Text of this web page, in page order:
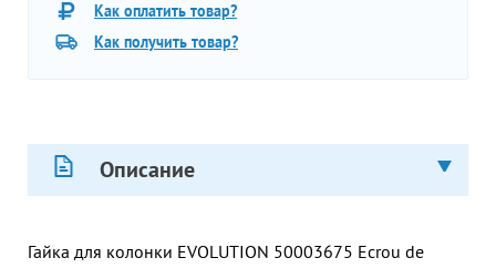
Как оплатить товар?
Как получить товар?
Описание
Гайка для колонки EVOLUTION 50003675 Ecrou de